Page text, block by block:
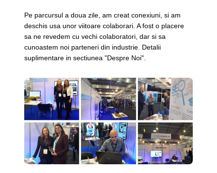
Pe parcursul a doua zile, am creat conexiuni, si am
deschis usa unor viitoare colaborari. A fost o placere
sa ne revedem cu vechi colaboratori, dar si sa
cunoastem noi parteneri din industrie. Detalii
suplimentare in sectiunea "Despre Noi".